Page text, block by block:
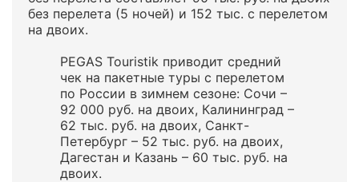
без перелета (5 ночей) и 152 тыс. с перелетом
на двоих.
PEGAS Touristik приводит средний
чек на пакетные туры с перелетом
по России в зимнем сезоне: Сочи –
92 000 руб. на двоих, Калининград –
62 тыс. руб. на двоих, Санкт-
Петербург – 52 тыс. руб. на двоих,
Дагестан и Казань – 60 тыс. руб. на
двоих.